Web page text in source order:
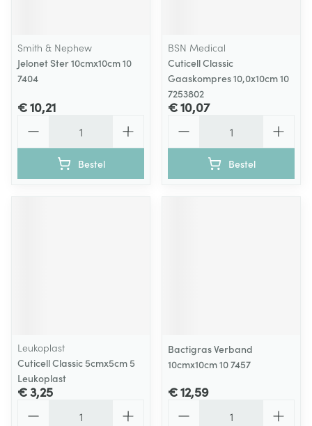
Smith & Nephew
Jelonet Ster 10cmx10cm 10
7404
€ 10,21
Bestel
BSN Medical
Cuticell Classic
Gaaskompres 10,0x10cm 10
7253802
€ 10,07
Bestel
Leukoplast
Cuticell Classic 5cmx5cm 5
Leukoplast
€ 3,25
Bactigras Verband
10cmx10cm 10 7457
€ 12,59